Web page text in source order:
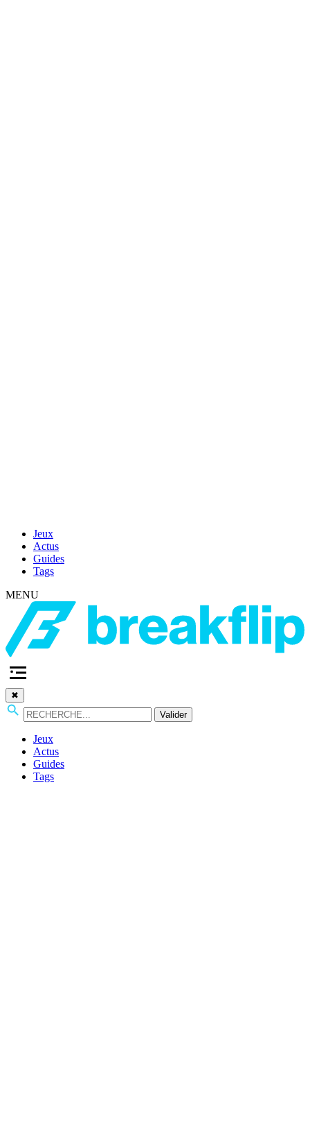
Jeux
Actus
Guides
Tags
MENU
✖
Valider
Jeux
Actus
Guides
Tags